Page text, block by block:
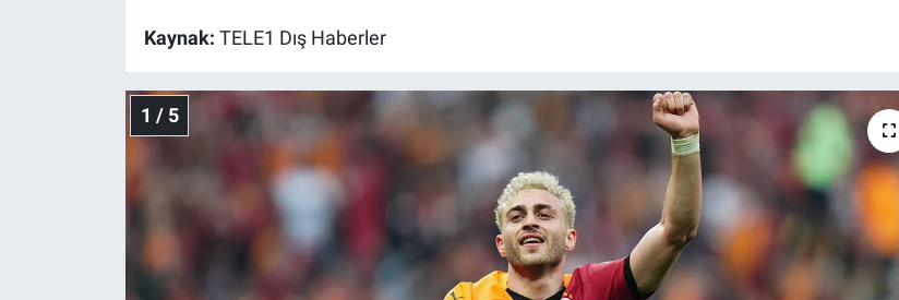
Kaynak: TELE1 Dış Haberler
1 / 5
Gündem Özel
Günün görüntüsü